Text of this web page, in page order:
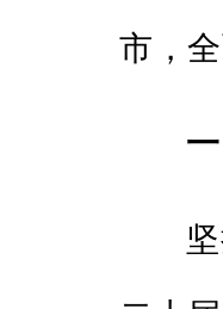
市，